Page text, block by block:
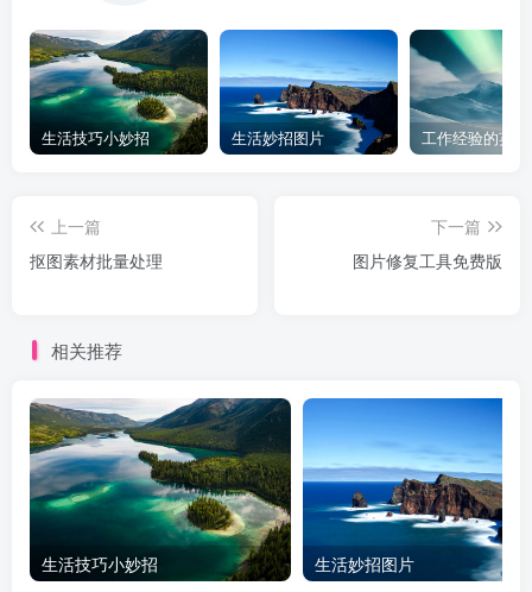
生活技巧小妙招 生活妙招图片 工作经验的英
上一篇
抠图素材批量处理
下一篇
图片修复工具免费版
相关推荐
生活技巧小妙招 生活妙招图片